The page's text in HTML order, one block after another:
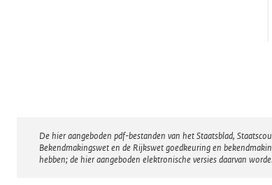
Disclaimer
De hier aangeboden pdf-bestanden van het Staatsblad,
Bekendmakingswet en de Rijkswet goedkeuring en
hebben; de hier aangeboden elektronische versies daarvan